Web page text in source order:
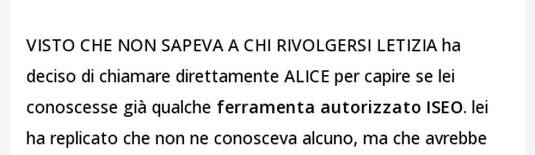
VISTO CHE NON SAPEVA A CHI RIVOLGERSI LETIZIA ha
deciso di chiamare direttamente ALICE per capire se lei
conoscesse già qualche ferramenta autorizzato ISEO. lei
ha replicato che non ne conosceva alcuno, ma che avrebbe